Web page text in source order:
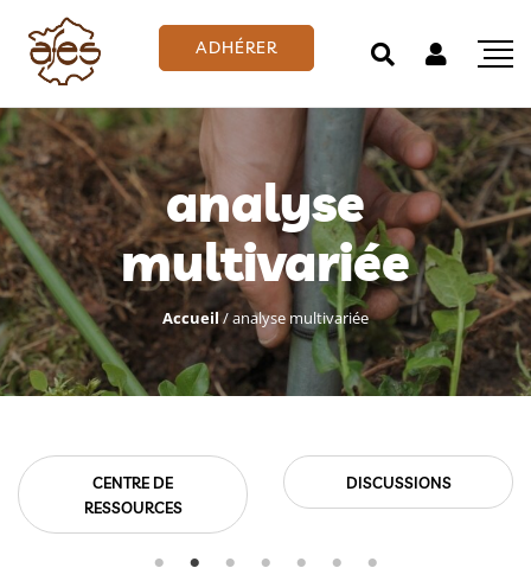
ADHÉRER
analyse
multivariée
Accueil/analyse multivariée
CENTRE DE
RESSOURCES
DISCUSSIONS